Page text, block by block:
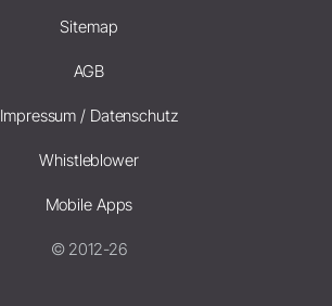
Sitemap
AGB
Impressum / Datenschutz
Whistleblower
Mobile Apps
© 2012-26